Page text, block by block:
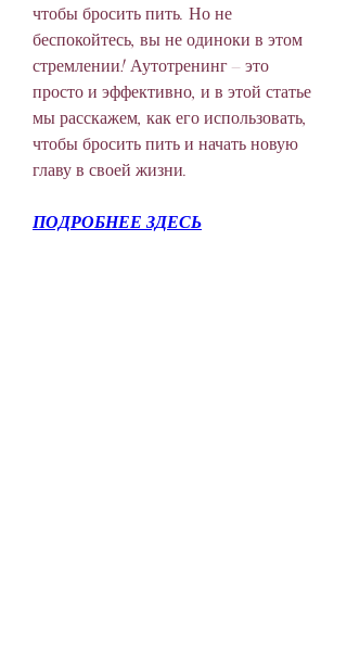
чтобы бросить пить. Но не
беспокойтесь, вы не одиноки в этом
стремлении! Аутотренинг – это
просто и эффективно, и в этой статье
мы расскажем, как его использовать,
чтобы бросить пить и начать новую
главу в своей жизни.
ПОДРОБНЕЕ ЗДЕСЬ